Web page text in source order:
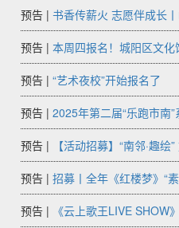
预告 | 书香传薪火 志愿伴成长
预告 | 本周四报名！城阳区文化
预告 | “艺术夜校”开始报名了
预告 | 2025年第二届“乐跑市南
预告 | 【活动招募】“南邻·趣
预告 | 招募丨全年《红楼梦》“
预告 | 《云上歌王LIVE SHOW